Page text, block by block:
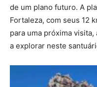
de um plano futuro. A
Fortaleza, com seus 12
para uma próxima
a explorar neste